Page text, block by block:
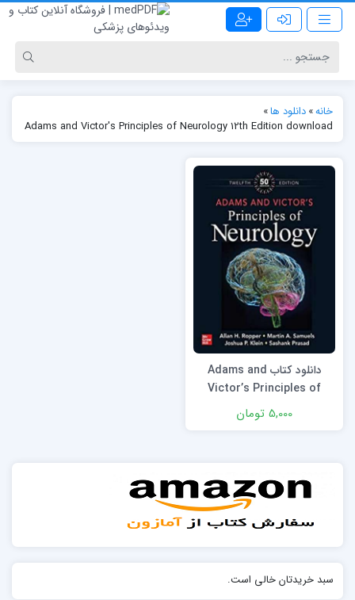
خانه»دانلود ها»
Adams and Victor's Principles of Neurology 12th Edition download
دانلود كتاب Adams and
Victor’s Principles of
Neurology 12th Edition
5,000 تومان
سبد خریدتان خالی است.